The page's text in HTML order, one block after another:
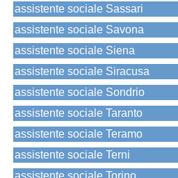
assistente sociale Sassari
assistente sociale Savona
assistente sociale Siena
assistente sociale Siracusa
assistente sociale Sondrio
assistente sociale Taranto
assistente sociale Teramo
assistente sociale Terni
assistente sociale Torino